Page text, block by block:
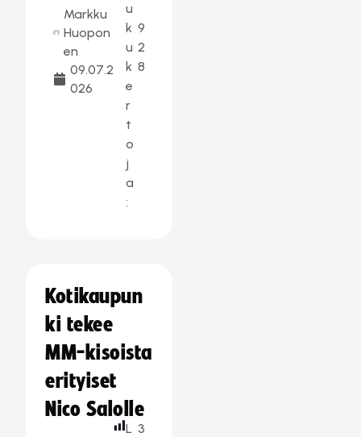
Markku
Huopon
en
09.07.2
026
u
k
u
k
e
r
t
o
j
a
:
9
2
8
Kotikaupun
ki tekee
MM-kisoista
erityiset
Nico Salolle
L 3